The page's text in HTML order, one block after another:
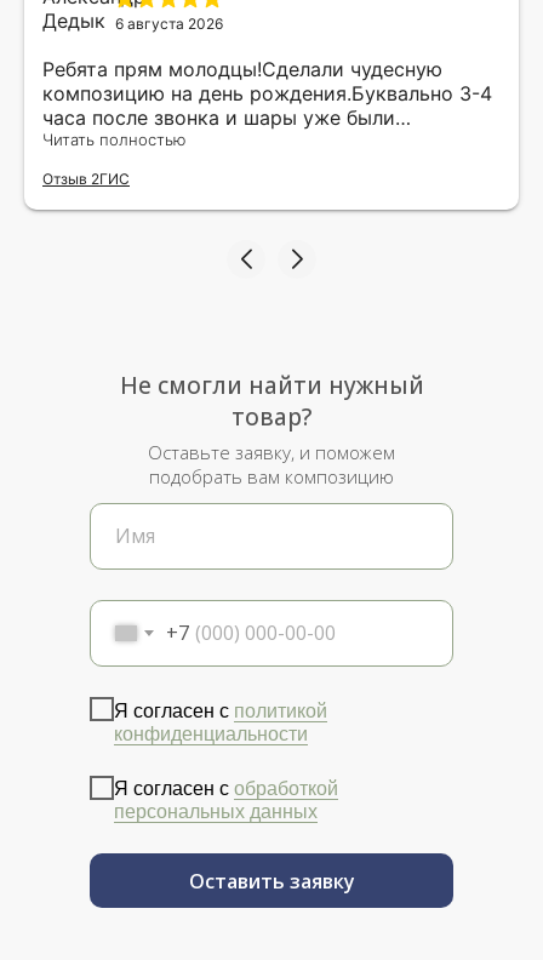
6 августа 2026
Ребята прям молодцы!Сделали чудесную
композицию на день рождения.Буквально 3-4
часа после звонка и шары уже были
доставлены мне по адресу.Качество
рада.
Читать полностью
Отзыв 2ГИС
+7
Я согласен с политикой
конфиденциальности
Я согласен с обработкой
персональных данных
Оставить заявку
Не смогли найти нужный
товар?
Оставьте заявку, и поможем
подобрать вам композицию